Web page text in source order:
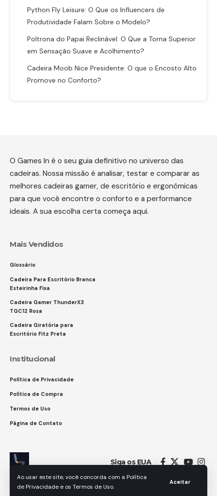
Ao usar este site, você concorda com a Política
de Privacidade e os Termos de Uso.
Aceitar
Python Fly Leisure: O Que os Influencers de
Produtividade Falam Sobre o Modelo?
Poltrona do Papai Reclinável: O Que a Torna Superior
em Sensação Suave e Acolhimento?
Cadeira Moob Nice Presidente: O que o Encosto Alto
Promove no Conforto?
O Games In é o seu guia definitivo no universo das
cadeiras. Nossa missão é analisar, testar e comparar as
melhores cadeiras gamer, de escritório e ergonômicas
para que você encontre o conforto e a performance
ideais. A sua escolha certa começa aqui.
Mais Vendidos
Glossário
Cadeira Para Escritório Branca
Esteirinha Fixa
Cadeira Gamer ThunderX3
TGC12 Rosa
Cadeira Giratória para
Escritório Fitz Preta
Institucional
Política de Privacidade
Política de Compra
Termos de Uso
Página de Contato
Siga os EUA